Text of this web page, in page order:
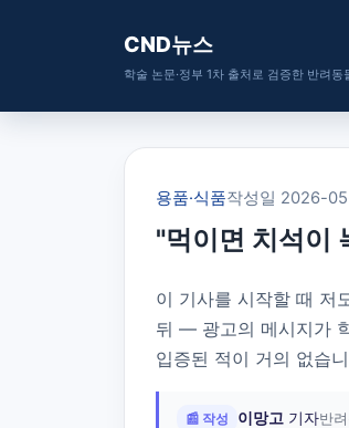
CND뉴스
학술 논문·정부 1차 출처로 검증한 반려동
용품·식품작성일 2026-
"먹이면 치석이
이 기사를 시작할 때 저
뒤 — 광고의 메시지가
입증된 적이 거의 없습
📰 작성 이망고 기자반